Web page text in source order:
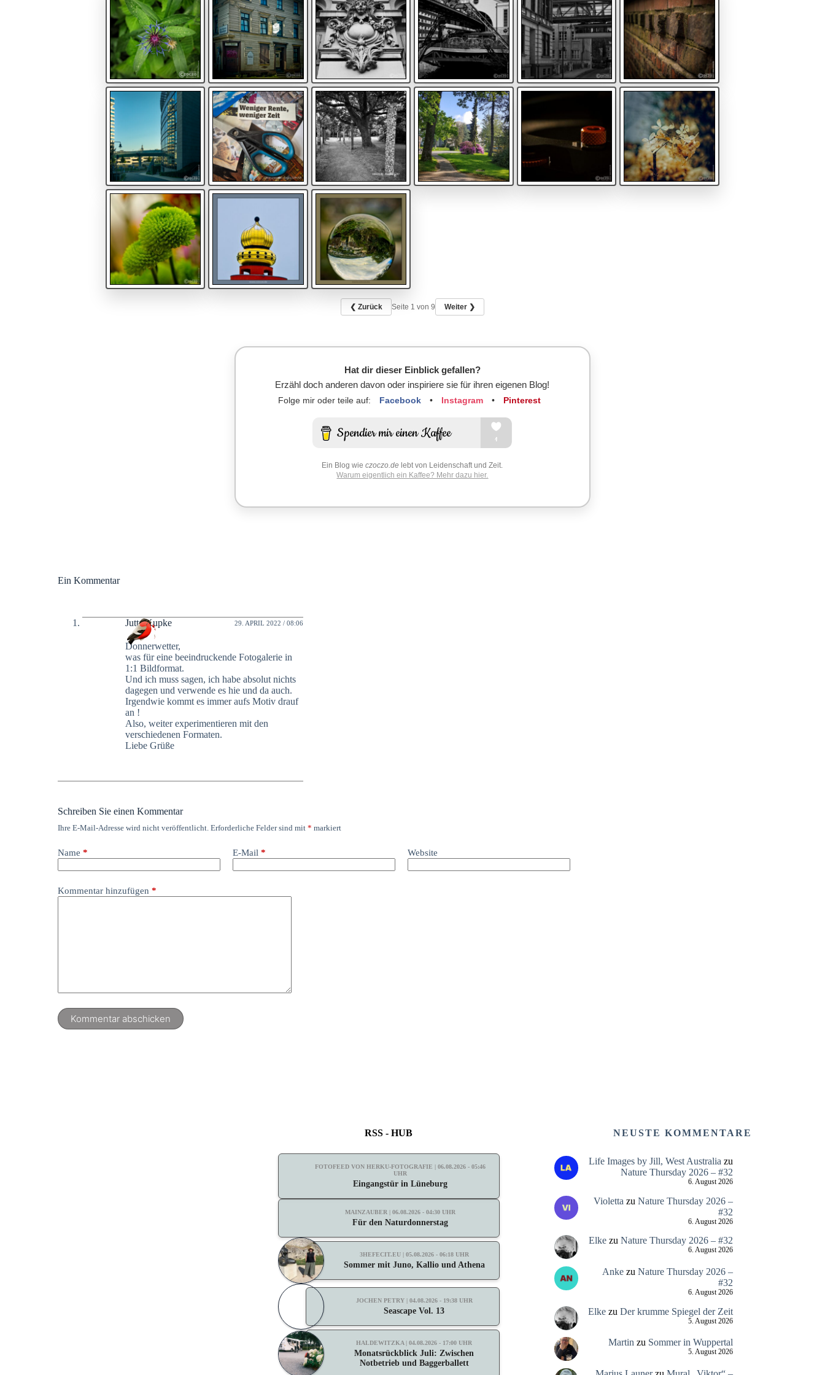
❮ Zurück Seite 1 von 9 Weiter ❯
Hat dir dieser Einblick gefallen?
Erzähl doch anderen davon oder inspiriere sie für ihren eigenen Blog!
Folge mir oder teile auf: Facebook • Instagram • Pinterest
Ein Blog wieczoczo.de lebt von Leidenschaft und Zeit.
Warum eigentlich ein Kaffee? Mehr dazu hier.
Ein Kommentar
Jutta Kupke 29. APRIL 2022 / 08:06
Donnerwetter,
was für eine beeindruckende Fotogalerie in
1:1 Bildformat.
Und ich muss sagen, ich habe absolut nichts
dagegen und verwende es hie und da auch.
Irgendwie kommt es immer aufs Motiv drauf
an !
Also, weiter experimentieren mit den
verschiedenen Formaten.
Liebe Grüße
Schreiben Sie einen Kommentar
Ihre E-Mail-Adresse wird nicht veröffentlicht. Erforderliche Felder sind mit * markiert
Name * E-Mail * Website
Kommentar hinzufügen *
Kommentar abschicken
RSS - HUB
FOTOFEED VON HERKU-FOTOGRAFIE | 06.08.2026 - 05:46
UHR
Eingangstür in Lüneburg
MAINZAUBER | 06.08.2026 - 04:30 UHR
Für den Naturdonnerstag
3HEFECIT.EU | 05.08.2026 - 06:18 UHR
Sommer mit Juno, Kallio und Athena
JOCHEN PETRY | 04.08.2026 - 19:38 UHR
Seascape Vol. 13
HALDEWITZKA | 04.08.2026 - 17:00 UHR
Monatsrückblick Juli: Zwischen
Notbetrieb und Baggerballett
NEUSTE KOMMENTARE
Life Images by Jill, West Australia zu
Nature Thursday 2026 – #32
6. August 2026
Violetta zu Nature Thursday 2026 –
#32
6. August 2026
Elkezu Nature Thursday 2026 – #32
6. August 2026
Ankezu Nature Thursday 2026 –
#32
6. August 2026
Elkezu Der krumme Spiegel der Zeit
5. August 2026
Martinzu Sommer in Wuppertal
5. August 2026